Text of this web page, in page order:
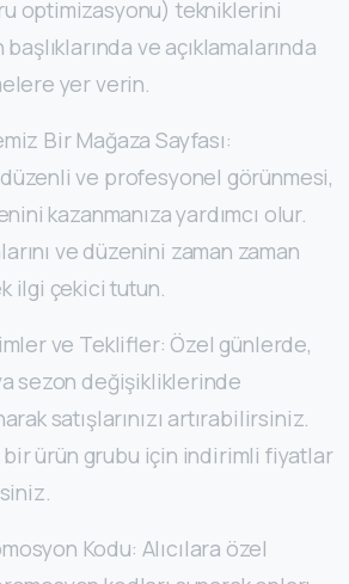
optimizasyonu) tekniklerini
başlıklarında ve açıklamalarında
yer verin.
Bir Mağaza Sayfası:
düzenli ve profesyonel görünmesi,
kazanmanıza yardımcı olur.
ve düzenini zaman zaman
ilgi çekici tutun.
ve Teklifler: Özel günlerde,
sezon değişikliklerinde
satışlarınızı artırabilirsiniz.
bir ürün grubu için indirimli fiyatlar
Kodu: Alıcılara özel